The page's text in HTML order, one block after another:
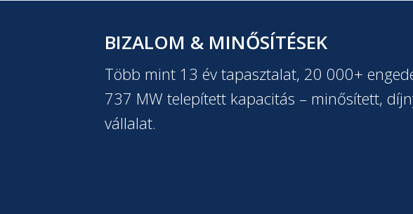
BIZALOM & MINŐSÍTÉSEK
Több mint 13 év tapasztalat, 20 000+
737 MW telepített kapacitás – minősített,
vállalat.